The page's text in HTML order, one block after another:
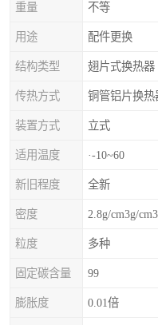
重量 不等
用途 配件更换
结构类型 翅片式换热器
传热方式 铜管铝片换热
装置方式 立式
适用温度 ·-10~60
新旧程度 全新
密度 2.8g/cm3g/cm3
粒度 多种
固定碳含量 99
膨胀度 0.01倍